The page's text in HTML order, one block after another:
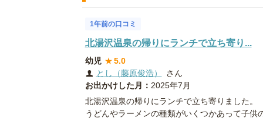
1年前の口コミ
北湯沢温泉の帰りにランチで立ち寄り...
幼児 ★5.0
とし（藤原俊浩）
さん
お出かけした月： 2025年7月
北湯沢温泉の帰りにランチで立ち寄りました。
うどんやラーメンの種類がいくつかあって子供